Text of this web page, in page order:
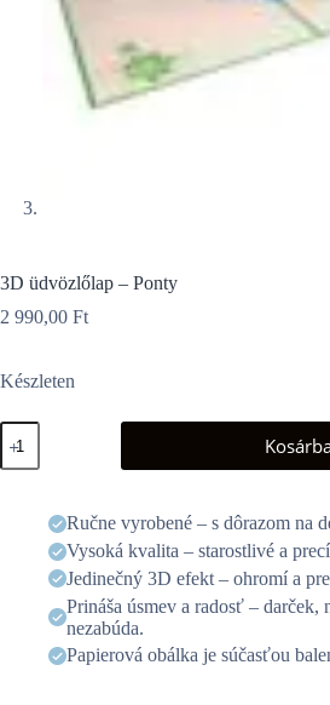
3D üdvözlőlap – Ponty
2 990,00 Ft
Készleten
3D
üdvözlőlap
-
mennyiségRučne vyrobené – s dôrazom na
Vysoká kvalita – starostlivé a
Jedinečný 3D efekt – ohromí a
Prináša úsmev a radosť – darček,
nezabúda.
Papierová obálka je súčasťou